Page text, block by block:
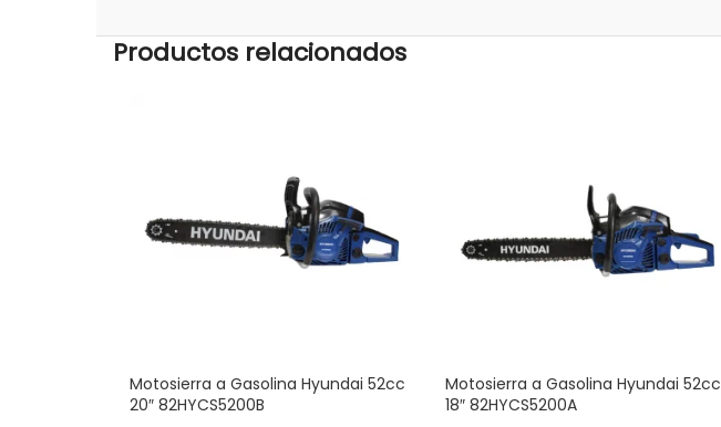
Productos relacionados
Motosierra a Gasolina Hyundai 52cc
20″ 82HYCS5200B
Motosierra a Gasolina Hyundai 52cc
18″ 82HYCS5200A